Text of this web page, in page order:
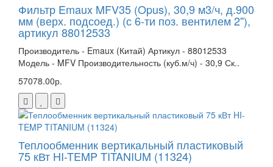
Фильтр Emaux MFV35 (Opus), 30,9 м3/ч, д.900
мм (верх. подсоед.) (с 6-ти поз. вентилем 2''),
артикул 88012533
Производитель - Emaux (Китай) Артикул - 88012533
Модель - MFV Производительность (куб.м/ч) - 30,9 Ск..
57078.00р.
Теплообменник вертикальный пластиковый
75 кВт HI-TEMP TITANIUM (11324)